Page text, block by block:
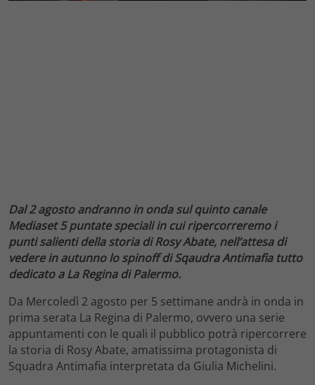
Dal 2 agosto andranno in onda sul quinto canale
Mediaset 5 puntate speciali in cui ripercorreremo i
punti salienti della storia di Rosy Abate, nell’attesa di
vedere in autunno lo spinoff di Sqaudra Antimafia tutto
dedicato a La Regina di Palermo.
Da Mercoledì 2 agosto per 5 settimane andrà in onda in
prima serata La Regina di Palermo, ovvero una serie
appuntamenti con le quali il pubblico potrà ripercorrere
la storia di Rosy Abate, amatissima protagonista di
Squadra Antimafia interpretata da Giulia Michelini.